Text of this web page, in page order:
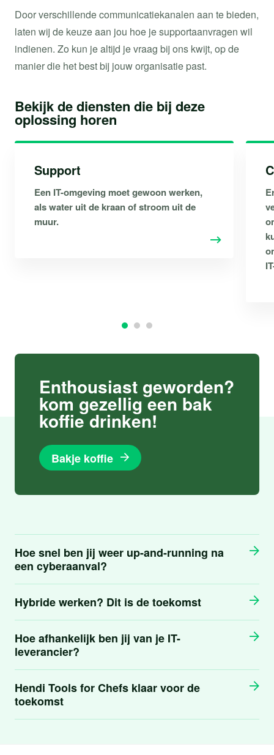
Door verschillende communicatiekanalen aan te bieden,
laten wij de keuze aan jou hoe je supportaanvragen wil
indienen. Zo kun je altijd je vraag bij ons kwijt, op de
manier die het best bij jouw organisatie past.
Bekijk de diensten die bij deze
oplossing horen
Support
Een IT-omgeving moet gewoon werken,
als water uit de kraan of stroom uit de
muur.
Enthousiast geworden?
kom gezellig een bak
koffie drinken!
Bakje koffie
Hoe snel ben jij weer up-and-running na
een cyberaanval?
Hybride werken? Dit is de toekomst
Hoe afhankelijk ben jij van je IT-
leverancier?
Hendi Tools for Chefs klaar voor de
toekomst